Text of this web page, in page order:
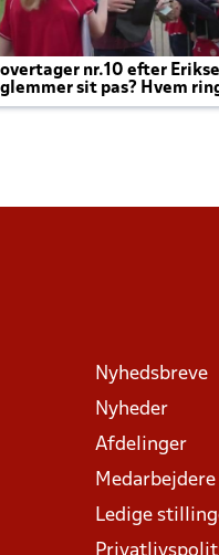
overtager nr.10 efter
glemmer sit pas? Hvem
altid til efter kampe?
Nyhedsbreve
Nyheder
Afdelinger
Medarbejdere
Ledige